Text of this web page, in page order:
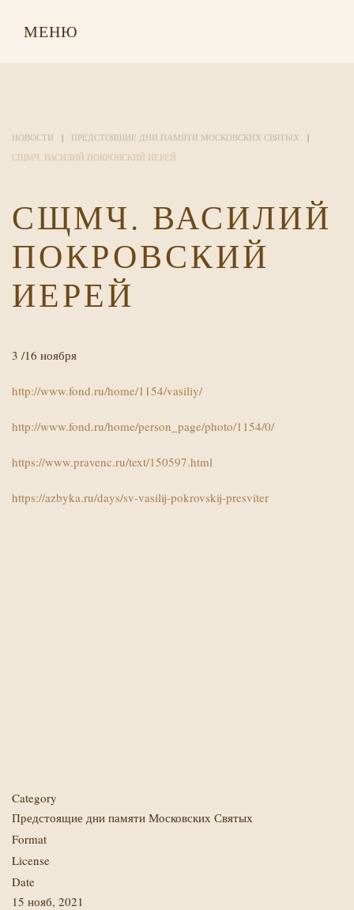
МЕНЮ
НОВОСТИ
ПРЕДСТОЯЩИЕ ДНИ ПАМЯТИ МОСКОВСКИХ СВЯТЫХ
СЩМЧ. ВАСИЛИЙ ПОКРОВСКИЙ ИЕРЕЙ
СЩМЧ. ВАСИЛИЙ
ПОКРОВСКИЙ
ИЕРЕЙ
3 /16 ноября
http://www.fond.ru/home/1154/vasiliy/
http://www.fond.ru/home/person_page/photo/1154/0/
https://www.pravenc.ru/text/150597.html
https://azbyka.ru/days/sv-vasilij-pokrovskij-presviter
Category
Предстоящие дни памяти Московских Святых
Format
License
Date
15 нояб, 2021